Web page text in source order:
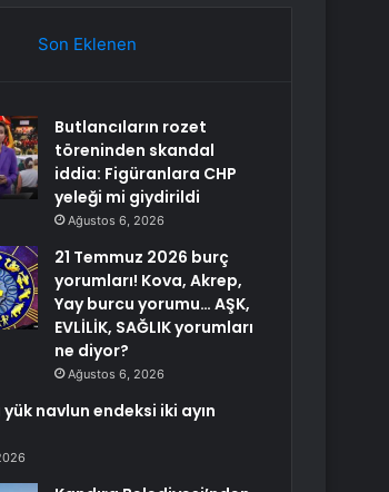
Son Eklenen
Butlancıların rozet
töreninden skandal
iddia: Figüranlara CHP
yeleği mi giydirildi
Ağustos 6, 2026
21 Temmuz 2026 burç
yorumları! Kova, Akrep,
Yay burcu yorumu… AŞK,
EVLİLİK, SAĞLIK yorumları
ne diyor?
Ağustos 6, 2026
yük navlun endeksi iki ayın